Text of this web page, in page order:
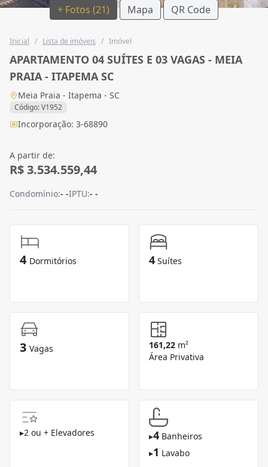
+ Fotos (21) Mapa QR Code
Inicial / Lista de imóveis / Imóvel
APARTAMENTO 04 SUÍTES E 03 VAGAS - MEIA
PRAIA - ITAPEMA SC
Meia Praia - Itapema - SC
Código: V1952
Incorporação: 3-68890
A partir de:
R$ 3.534.559,44
Condomínio:- -IPTU:- -
4 Dormitórios 4 Suítes
3 Vagas 161,22 m²
Área Privativa
▸2 ou + Elevadores ▸4 Banheiros
▸1 Lavabo